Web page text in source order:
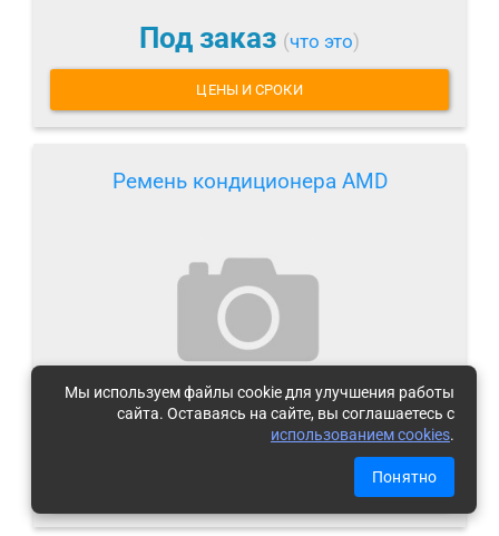
Мы используем файлы cookie для улучшения работы
сайта. Оставаясь на сайте, вы соглашаетесь с
использованием cookies.
Понятно
Под заказ (что это)
ЦЕНЫ И СРОКИ
Ремень кондиционера AMD
Под заказ(что это)